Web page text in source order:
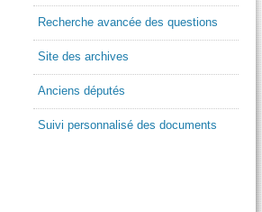
Recherche avancée des questions
Site des archives
Anciens députés
Suivi personnalisé des documents